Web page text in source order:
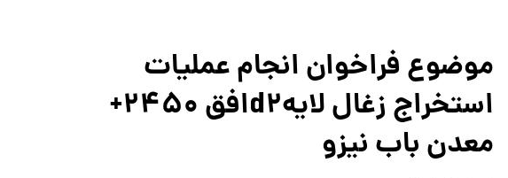
موضوع فراخوان انجام عملیات
استخراج زغال لایهd2افق 2450+
معدن باب نیزو